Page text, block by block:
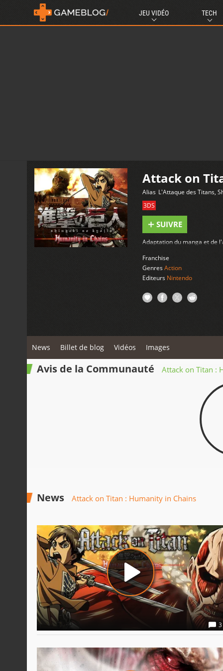
JEU VIDÉO TECH
Attack on
Alias L'Attaque des Titans,
3DS
SUIVRE
Adaptation du manga et de
Franchise
GenresAction
Editeurs Nintendo
News Billet de blog Vidéos Images
Avis de la Communauté Attack on Titan :
News Attack on Titan : Humanity in Chains
3